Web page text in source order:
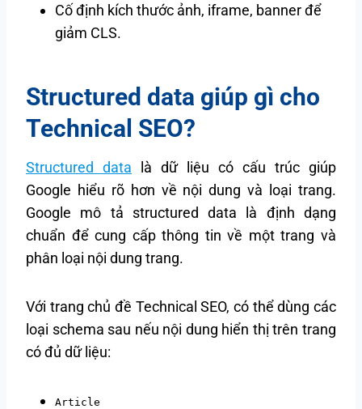
Cố định kích thước ảnh, iframe, banner để
giảm CLS.
Structured data giúp gì cho
Technical SEO?
Structured data là dữ liệu có cấu trúc giúp
Google hiểu rõ hơn về nội dung và loại trang.
Google mô tả structured data là định dạng
chuẩn để cung cấp thông tin về một trang và
phân loại nội dung trang.
Với trang chủ đề Technical SEO, có thể dùng các
loại schema sau nếu nội dung hiển thị trên trang
có đủ dữ liệu:
Article